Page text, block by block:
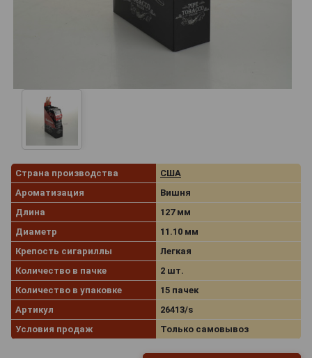
Страна производства
США
Ароматизация
Вишня
Длина
127 мм
Диаметр
11.10 мм
Крепость сигариллы
Легкая
Количество в пачке
2 шт.
Количество в упаковке
15 пачек
Артикул
26413/s
Условия продаж
Только самовывоз